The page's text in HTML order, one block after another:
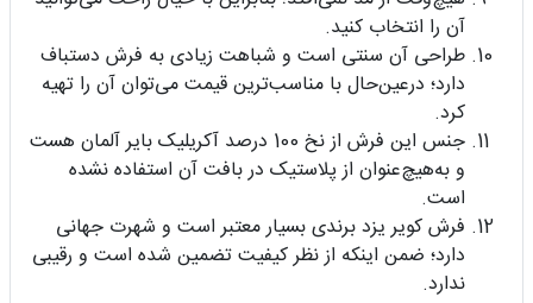
آن را انتخاب کنید.
طراحی آن سنتی است و شباهت زیادی به فرش دستباف
دارد؛ درعین‌حال با مناسب‌ترین قیمت می‌توان آن را تهیه
کرد.
جنس این فرش از نخ 100 درصد آکریلیک بایر آلمان هست
و به‌هیچ‌عنوان از پلاستیک در بافت آن استفاده نشده
است.
فرش کویر یزد برندی بسیار معتبر است و شهرت جهانی
دارد؛ ضمن اینکه از نظر کیفیت تضمین شده است و رقیبی
ندارد.